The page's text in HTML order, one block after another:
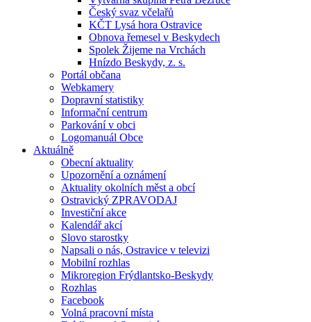
Český svaz včelařů
KČT Lysá hora Ostravice
Obnova řemesel v Beskydech
Spolek Žijeme na Vrchách
Hnízdo Beskydy, z. s.
Portál občana
Webkamery
Dopravní statistiky
Informační centrum
Parkování v obci
Logomanuál Obce
Aktuálně
Obecní aktuality
Upozornění a oznámení
Aktuality okolních měst a obcí
Ostravický ZPRAVODAJ
Investiční akce
Kalendář akcí
Slovo starostky
Napsali o nás, Ostravice v televizi
Mobilní rozhlas
Mikroregion Frýdlantsko-Beskydy
Rozhlas
Facebook
Volná pracovní místa